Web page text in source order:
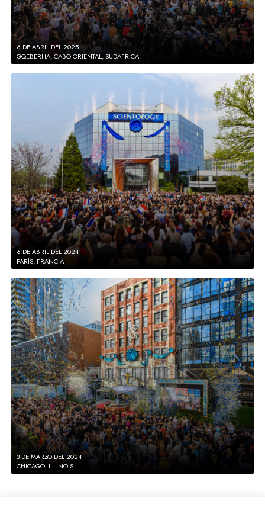
6 DE ABRIL DEL 2025
GQEBERHA, CABO ORIENTAL, SUDÁFRICA
6 DE ABRIL DEL 2024
PARÍS, FRANCIA
3 DE MARZO DEL 2024
CHICAGO, ILLINOIS